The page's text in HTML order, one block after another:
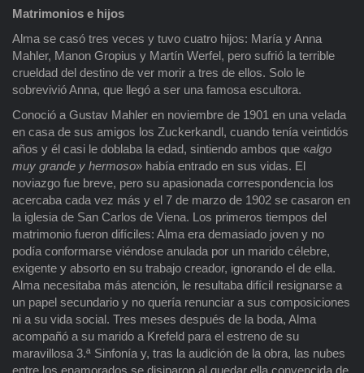
Matrimonios e hijos
Alma se casó tres veces y tuvo cuatro hijos: María y Anna
Mahler, Manon Gropius y Martín Werfel, pero sufrió la terrible
crueldad del destino de ver morir a tres de ellos. Solo le
sobrevivió Anna, que llegó a ser una famosa escultora.
Conoció a Gustav Mahler en noviembre de 1901 en una velada
en casa de sus amigos los Zuckerkandl, cuando tenía veintidós
años y él casi le doblaba la edad, sintiendo ambos que «algo
muy grande y hermoso» había entrado en sus vidas. El
noviazgo fue breve, pero su apasionada correspondencia los
acercaba cada vez más y el 7 de marzo de 1902 se casaron en
la iglesia de San Carlos de Viena. Los primeros tiempos del
matrimonio fueron difíciles: Alma era demasiado joven y no
podía conformarse viéndose anulada por un marido célebre,
exigente y absorto en su trabajo creador, ignorando el de ella.
Alma necesitaba más atención, le resultaba difícil resignarse a
un papel secundario y no quería renunciar a sus composiciones
ni a su vida social. Tres meses después de la boda, Alma
acompañó a su marido a Krefeld para el estreno de su
maravillosa 3.ª Sinfonía y, tras la audición de la obra, las nubes
entre los enamorados se disiparon al quedar ella convencida de